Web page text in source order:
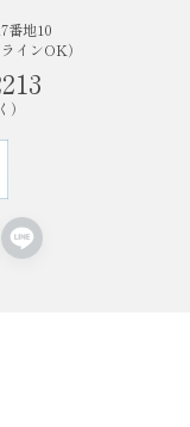
番地10
インOK）